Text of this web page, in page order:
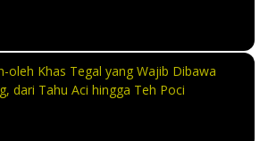
oleh Khas Tegal yang Wajib Dibawa
dari Tahu Aci hingga Teh Poci